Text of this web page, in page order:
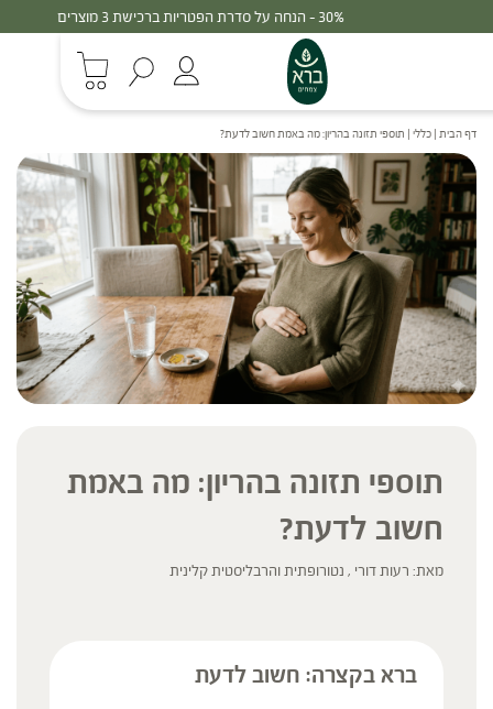
דף הבית | כללי | תוספי תזונה בהריון: מה באמת חשוב לדעת?
תוספי תזונה בהריון: מה באמת
חשוב לדעת?
מאת: רעות דורי , נטורופתית והרבליסטית קלינית
ברא בקצרה: חשוב לדעת